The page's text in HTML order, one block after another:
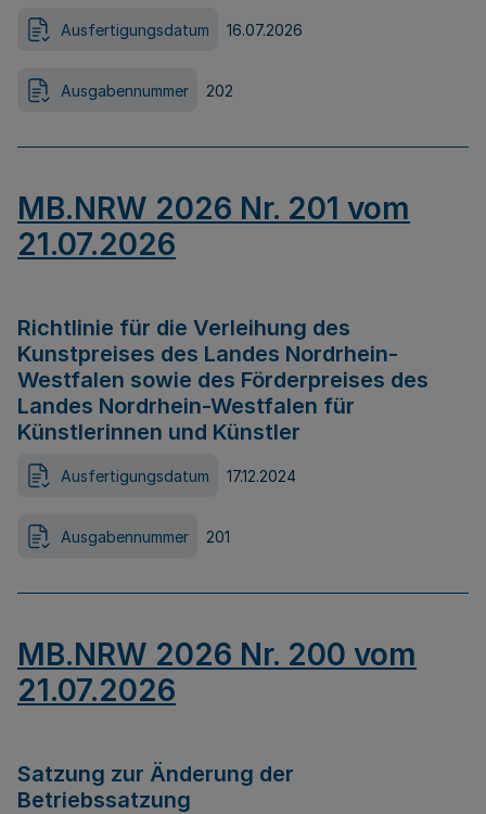
Ausfertigungsdatum 16.07.2026
Ausgabennummer 202
MB.NRW 2026 Nr. 201 vom
21.07.2026
Richtlinie für die Verleihung des
Kunstpreises des Landes Nordrhein-
Westfalen sowie des Förderpreises des
Landes Nordrhein-Westfalen für
Künstlerinnen und Künstler
Ausfertigungsdatum 17.12.2024
Ausgabennummer 201
MB.NRW 2026 Nr. 200 vom
21.07.2026
Satzung zur Änderung der
Betriebssatzung